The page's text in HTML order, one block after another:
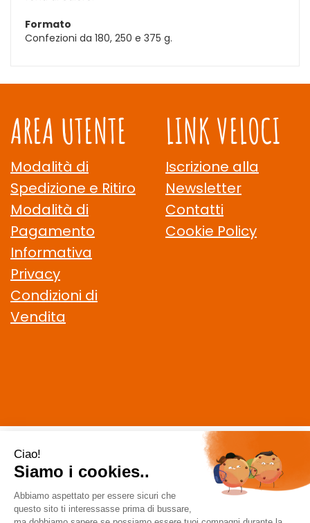
Formato
Confezioni da 180, 250 e 375 g.
AREA UTENTE
Modalità di
Spedizione e Ritiro
Modalità di
Pagamento
Informativa
Privacy
Condizioni di
Vendita
LINK VELOCI
Iscrizione alla
Newsletter
Contatti
Cookie Policy
CELIACHIAMO.COM SRL
- VIA DELLA MAGLIANA, 183 00146
Roma (RM)
staff @ celiachiamo.com
| Tel.: 065506174| P.Iva:
10901621002 | Numero R.E.A.: 1212664